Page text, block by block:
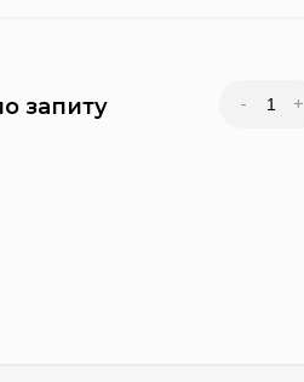
запиту - +